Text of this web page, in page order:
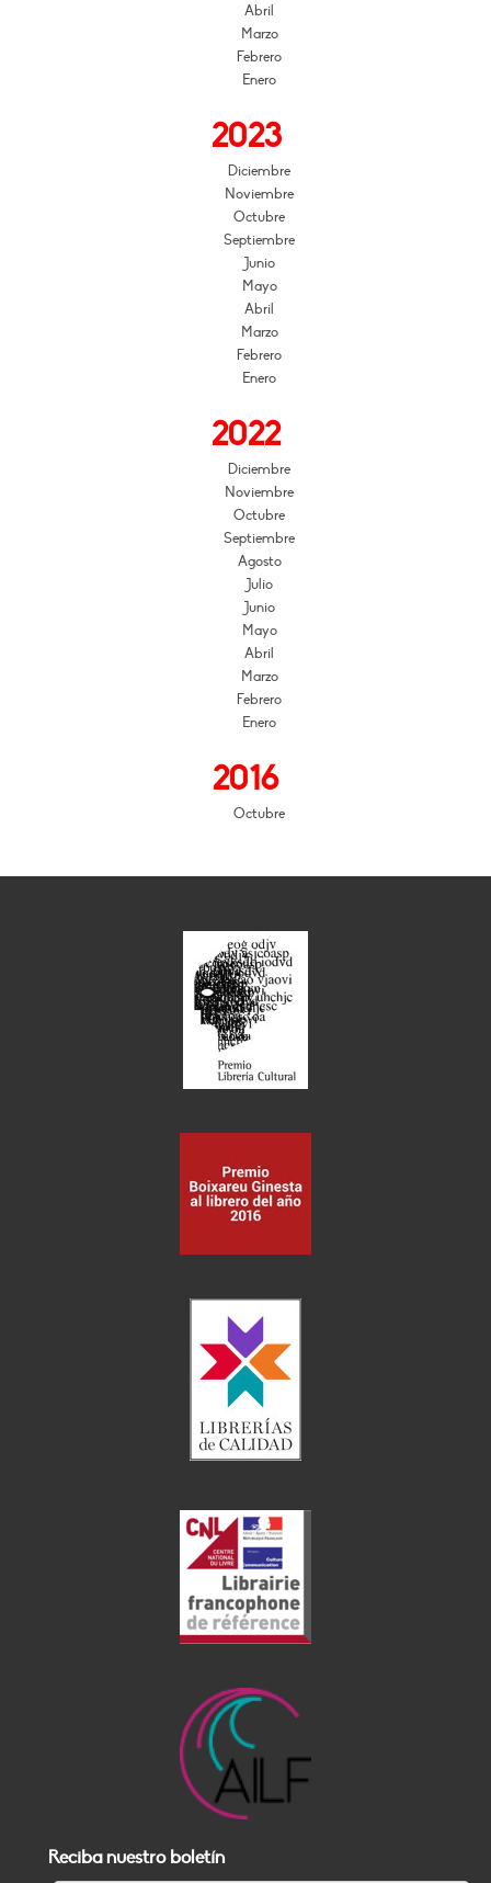
Abril
Marzo
Febrero
Enero
2023
Diciembre
Noviembre
Octubre
Septiembre
Junio
Mayo
Abril
Marzo
Febrero
Enero
2022
Diciembre
Noviembre
Octubre
Septiembre
Agosto
Julio
Junio
Mayo
Abril
Marzo
Febrero
Enero
2016
Octubre
Reciba nuestro boletín